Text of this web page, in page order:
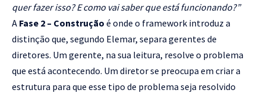
quer fazer isso? E como vai saber que está funcionando?”
A Fase 2 – Construção é onde o framework introduz a
distinção que, segundo Elemar, separa gerentes de
diretores. Um gerente, na sua leitura, resolve o problema
que está acontecendo. Um diretor se preocupa em criar a
estrutura para que esse tipo de problema seja resolvido